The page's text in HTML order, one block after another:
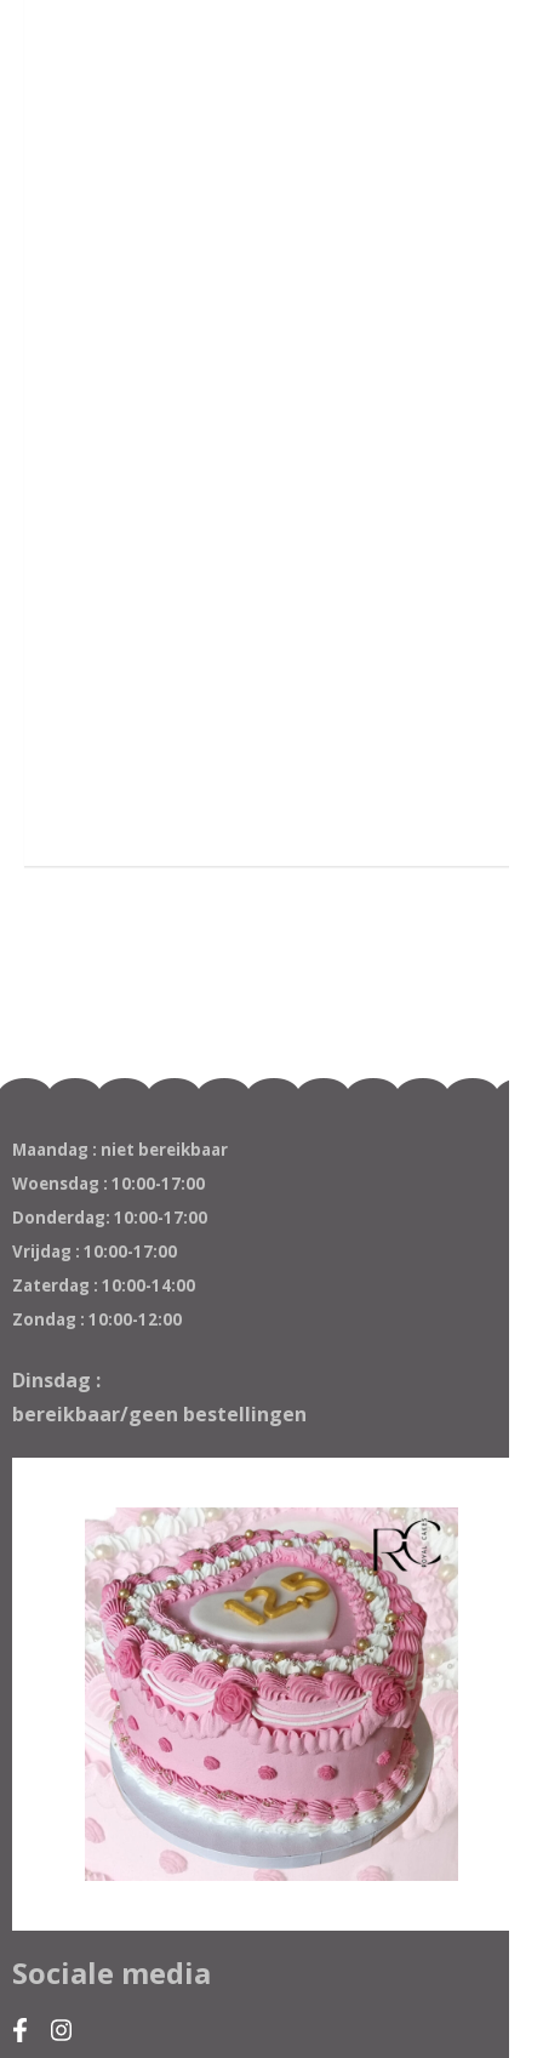
Maandag : niet bereikbaar
Woensdag : 10:00-17:00
Donderdag: 10:00-17:00
Vrijdag : 10:00-17:00
Zaterdag : 10:00-14:00
Zondag : 10:00-12:00
Dinsdag :
bereikbaar/geen bestellingen
Sociale media